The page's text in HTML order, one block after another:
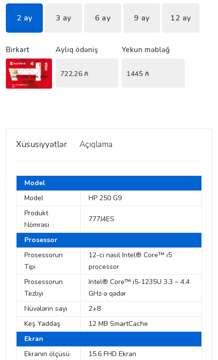
2 ay 3 ay 6 ay 9 ay 12 ay
Birkart Aylıq ödəniş
722,26₼
Yekun məbləğ
1445 ₼
Xüsusiyyətlər Açıqlama
Model
Model
HP 250 G9
Produkt
Nömrəsi
777J4ES
Prosessor
Prosessorun
Tipi
12-ci nəsil Intel® Core™ i5
processor
Prosessorun
Tezliyi
Intel® Core™ i5-1235U 3.3 ~ 4.4
GHz-ə qədər
Nüvələrin sayı
2+8
Keş Yaddaş
12 MB SmartCache
Ekran
Ekranın ölçüsü
15.6 FHD Ekran